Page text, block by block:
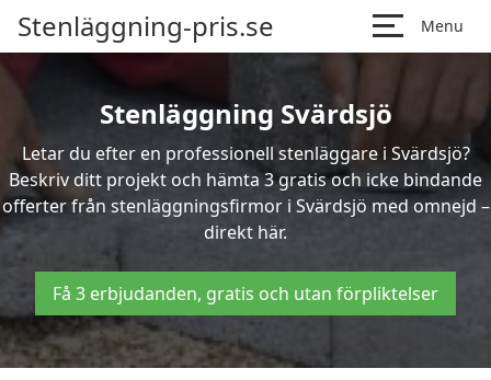
Stenläggning-pris.se Menu
Stenläggning Svärdsjö
Letar du efter en professionell stenläggare i Svärdsjö?
Beskriv ditt projekt och hämta 3 gratis och icke bindande
offerter från stenläggningsfirmor i Svärdsjö med omnejd –
direkt här.
Få 3 erbjudanden, gratis och utan förpliktelser